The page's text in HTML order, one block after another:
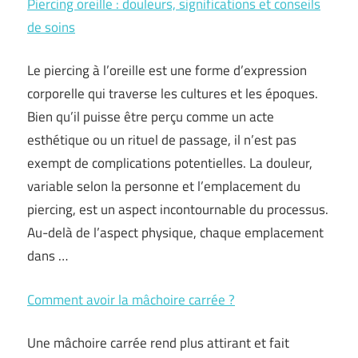
de soins
Le piercing à l’oreille est une forme d’expression
corporelle qui traverse les cultures et les époques.
Bien qu’il puisse être perçu comme un acte
esthétique ou un rituel de passage, il n’est pas
exempt de complications potentielles. La douleur,
variable selon la personne et l’emplacement du
piercing, est un aspect incontournable du processus.
Au-delà de l’aspect physique, chaque emplacement
dans …
Comment avoir la mâchoire carrée ?
Une mâchoire carrée rend plus attirant et fait